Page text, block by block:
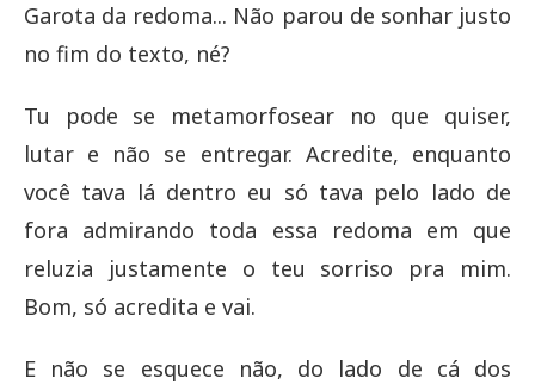
Garota da redoma... Não parou de sonhar justo
no fim do texto, né?
Tu pode se metamorfosear no que quiser,
lutar e não se entregar. Acredite, enquanto
você tava lá dentro eu só tava pelo lado de
fora admirando toda essa redoma em que
reluzia justamente o teu sorriso pra mim.
Bom, só acredita e vai.
E não se esquece não, do lado de cá dos